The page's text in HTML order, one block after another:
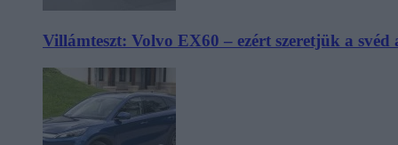
Villámteszt: Volvo EX60 – ezért szeretjük a svéd